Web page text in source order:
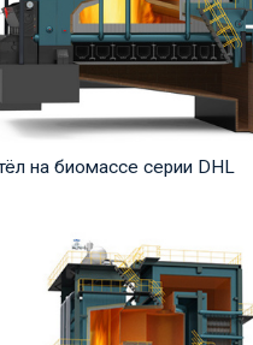
на биомассе серии DHL
75 т/ч Температура на выходе...